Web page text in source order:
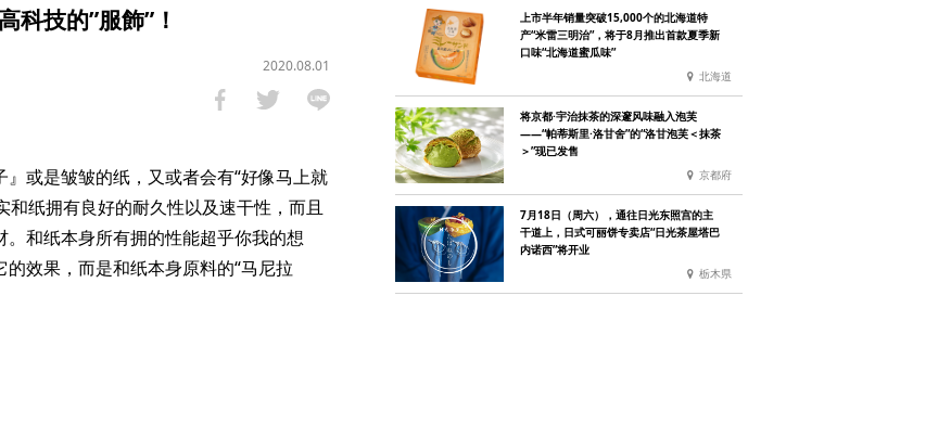
科技的”服飾”！
2020.08.01
或是皱皱的纸，又或者会有“好像马上就
和纸拥有良好的耐久性以及速干性，而且
和纸本身所有拥的性能超乎你我的想
效果，而是和纸本身原料的“马尼拉
上市半年销量突破15,000个的北海道特
产“米雷三明治”，将于8月推出首款夏季新
口味“北海道蜜瓜味”
北海道
将京都·宇治抹茶的深邃风味融入泡芙
——“帕蒂斯里·洛甘舍”的“洛甘泡芙＜抹茶
＞”现已发售
京都府
7月18日（周六），通往日光东照宫的主
干道上，日式可丽饼专卖店“日光茶屋塔巴
内诺西”将开业
栃木県